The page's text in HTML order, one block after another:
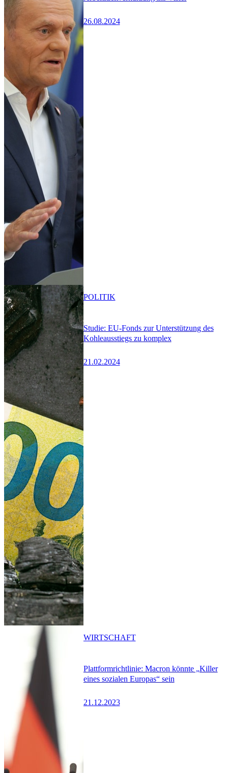
26.08.2024
Studie: EU-Fonds zur Unterstützung des
Kohleausstiegs zu komplex
21.02.2024
POLITIK
Plattformrichtlinie: Macron könnte „Killer
eines sozialen Europas“ sein
21.12.2023
WIRTSCHAFT